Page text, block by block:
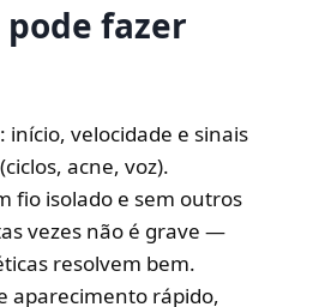
pode fazer
início, velocidade e sinais
acne, voz).
fio isolado e sem outros
vezes não é grave —
resolvem bem.
aparecimento rápido,